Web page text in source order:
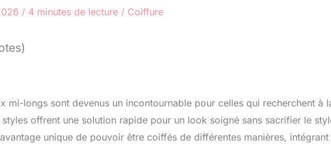
/ 4 minutes de lecture / Coiffure
mi-longs sont devenus un incontournable pour celles qui recherchent à
offrent une solution rapide pour un look soigné sans sacrifier le
unique de pouvoir être coiffés de différentes manières, intégrant